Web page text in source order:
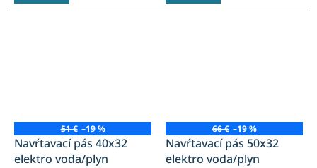
51 € –19 %
Navŕtavací pás 40x32
elektro voda/plyn
66 € –19 %
Navŕtavací pás 50x32
elektro voda/plyn